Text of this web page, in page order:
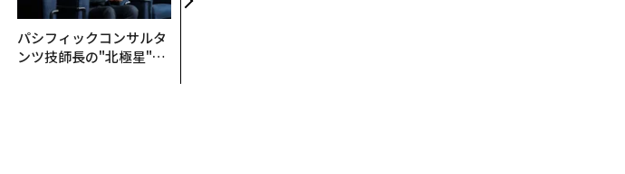
パシフィックコンサルタ
ンツ技師長の"北極星"。
ションの10年